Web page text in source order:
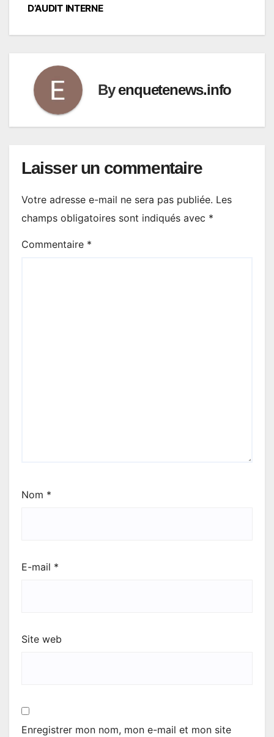
D’AUDIT INTERNE
Byenquetenews.info
Laisser un commentaire
Votre adresse e-mail ne sera pas publiée. Les
champs obligatoires sont indiqués avec *
Commentaire *
Nom *
E-mail *
Site web
Enregistrer mon nom, mon e-mail et mon site